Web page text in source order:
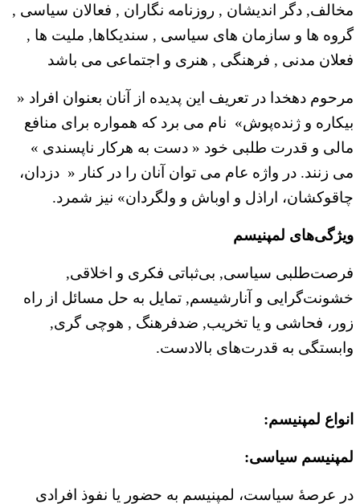
مخالف, دگر اندیشان , روزنامه نگاران , فعالان سیاسی ,
گروه ها و سازمان های سیاسی , سندیکاها, ملیت ها ,
فعلان مدنی , فرهنگی , هنری و اجتماعی می باشد
مرحوم دهخدا در تعریف این پدیده از آنان بعنوان افراد «
بیکاره و ژنده‌پوش» نام می برد که همواره برای منافع
مالی و قدرت طلبی خود « دست به هرکار ناپسندی »
می زنند. در واژه عام می توان آنان را در کنار « دزدان،
چاقوکشان، اراذل و اوباش و ولگردان» نیز شمرد.
ویژگی‌های لمپنیسم
فرصت‌طلبی سیاسی, بی‌ثباتی فکری و اخلاقی,
خشونت‌گرایی و آنارشیسم, تمایل به حل مسائل از راه
زور، فحاشی و یا تخریب, ضدفرهنگ , هوچی گری,
وابستگی به قدرت‌های بالادست.
انواع لمپنیسم:
لمپنیسم سیاسی:
در عرصهٔ سیاست، لمپنیسم به حضور یا نفوذ افرادی